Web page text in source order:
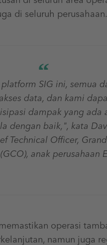
di seluruh perusahaan.
SIG ini, semua
data, dan kami
dampak yang ada
dengan baik,", kata
Technical Officer,
anak perusahaan
operasi
namun juga